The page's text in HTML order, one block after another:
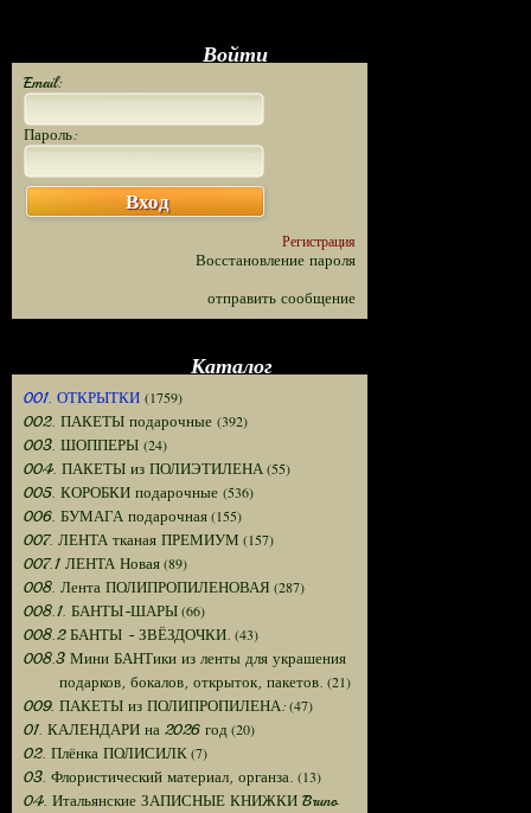
Войти
Email:
Пароль:
Вход
Регистрация
Восстановление пароля
отправить сообщение
Каталог
001. ОТКРЫТКИ (1759)
002. ПАКЕТЫ подарочные (392)
003. ШОППЕРЫ (24)
004. ПАКЕТЫ из ПОЛИЭТИЛЕНА(55)
005. КОРОБКИ подарочные (536)
006. БУМАГА подарочная(155)
007. ЛЕНТА тканая ПРЕМИУМ (157)
007.1 ЛЕНТА Новая(89)
008. Лента ПОЛИПРОПИЛЕНОВАЯ (287)
008.1. БАНТЫ-ШАРЫ(66)
008.2 БАНТЫ - ЗВЁЗДОЧКИ. (43)
008.3 Мини БАНТики из ленты для украшения
подарков, бокалов, открыток, пакетов. (21)
009. ПАКЕТЫ из ПОЛИПРОПИЛЕНА:(47)
01. КАЛЕНДАРИ на 2026 год (20)
02. Плёнка ПОЛИСИЛК(7)
03. Флористический материал, органза. (13)
04. Итальянские ЗАПИСНЫЕ КНИЖКИ Bruno